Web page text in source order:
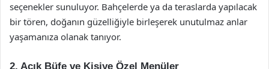
seçenekler sunuluyor. Bahçelerde ya da teraslarda yapılacak
bir tören, doğanın güzelliğiyle birleşerek unutulmaz anlar
yaşamanıza olanak tanıyor.
2. Açık Büfe ve Kişiye Özel Menüler